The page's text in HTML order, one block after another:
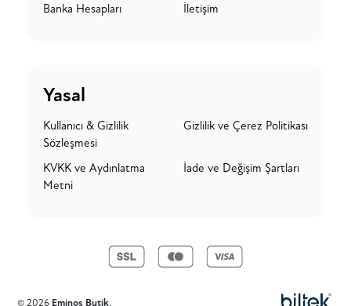
Banka Hesapları
İletişim
Yasal
Kullanıcı & Gizlilik
Sözleşmesi
Gizlilik ve Çerez Politikası
KVKK ve Aydınlatma
Metni
İade ve Değişim Şartları
©2026 Eminos Butik.